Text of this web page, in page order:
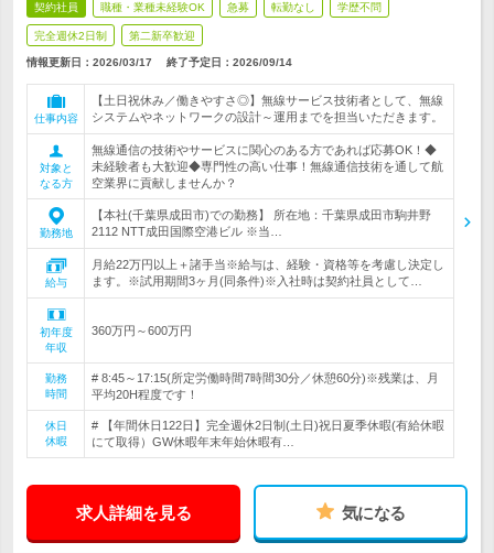
契約社員 職種・業種未経験OK 急募 転勤なし 学歴不問
完全週休2日制 第二新卒歓迎
情報更新日：2026/03/17 終了予定日： 2026/09/14
仕事内容
【土日祝休み／働きやすさ◎】無線サービス技術者として、無線
システムやネットワークの設計～運用までを担当いただきます。
対象と
なる方
無線通信の技術やサービスに関心のある方であれば応募OK！◆
未経験者も大歓迎◆専門性の高い仕事！無線通信技術を通して航
空業界に貢献しませんか？
勤務地
【本社(千葉県成田市)での勤務】 所在地：千葉県成田市駒井野
2112 NTT成田国際空港ビル ※当…
給与
月給22万円以上＋諸手当※給与は、経験・資格等を考慮し決定し
ます。※試用期間3ヶ月(同条件)※入社時は契約社員として…
初年度
年収
360万円～600万円
勤務
時間
# 8:45～17:15(所定労働時間7時間30分／休憩60分)※残業は、月
平均20H程度です！
休日
休暇
# 【年間休日122日】完全週休2日制(土日)祝日夏季休暇(有給休暇
にて取得）GW休暇年末年始休暇有…
求人詳細を見る 気になる